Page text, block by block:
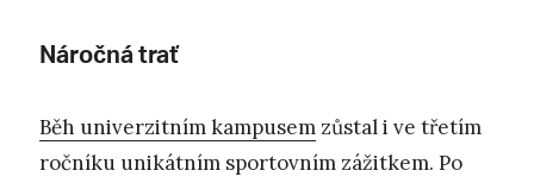
Náročná trať
Běh univerzitním kampusem zůstal i ve třetím
ročníku unikátním sportovním zážitkem. Po